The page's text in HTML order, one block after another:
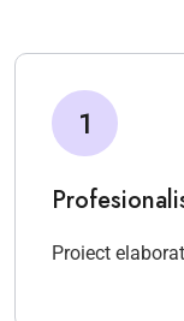
1
Proiect